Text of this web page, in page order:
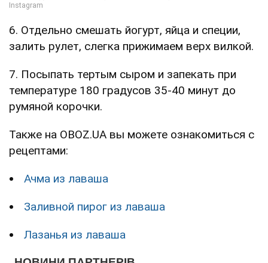
6. Отдельно смешать йогурт, яйца и специи,
залить рулет, слегка прижимаем верх вилкой.
7. Посыпать тертым сыром и запекать при
температуре 180 градусов 35-40 минут до
румяной корочки.
Также на OBOZ.UA вы можете ознакомиться с
рецептами:
Ачма из лаваша
Заливной пирог из лаваша
Лазанья из лаваша